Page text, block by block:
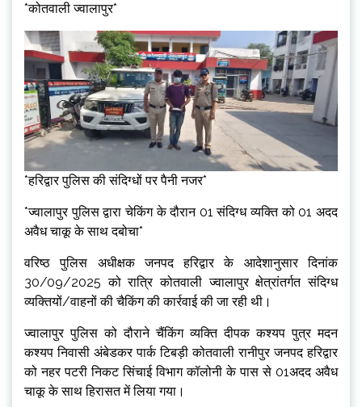
*कोतवाली ज्वालापुर*
*हरिद्वार पुलिस की संदिग्धों पर पैनी नजर*
*ज्वालापुर पुलिस द्वारा चेकिंग के दौरान 01 संदिग्ध व्यक्ति को 01 अदद
अवैध चाकू के साथ दबोचा*
वरिष्ठ पुलिस अधीक्षक जनपद हरिद्वार के आदेशानुसार दिनांक
30/09/2025 को रात्रि कोतवाली ज्वालापुर क्षेत्रांतर्गत संदिग्ध
व्यक्तियों/वाहनों की चैकिंग की कार्रवाई की जा रही थी।
ज्वालापुर पुलिस को दौराने चैंकिंग व्यक्ति दीपक कश्यप पुत्र मदन
कश्यप निवासी अंबेडकर पार्क टिबड़ी कोतवाली रानीपुर जनपद हरिद्वार
को नहर पटरी निकट सिंचाई विभाग कॉलोनी के पास से 01अदद अवैध
चाकू के साथ हिरासत में लिया गया।